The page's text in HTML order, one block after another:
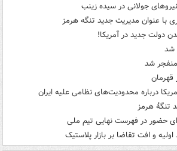
جولانی در سیده زینب
با عنوان مدیریت جدید تنگه هرمز
دولت جدید در آمریکا!
شد
منفجر شد
قهرمان
درباره محدودیت‌های نظامی علیه ایران
تنگۀ هرمز
و افت تقاضا بر بازار پلاستیک